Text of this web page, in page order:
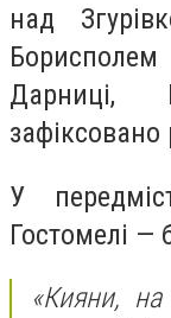
над
Дарниці,
зафіксовано
У
Гостомелі —
«Кияни,